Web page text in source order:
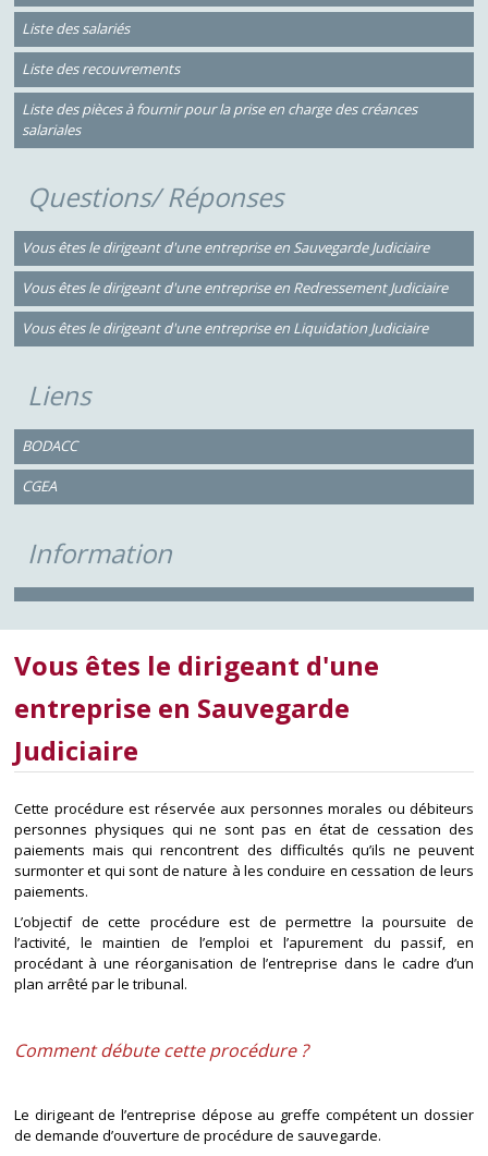
Liste des salariés
Liste des recouvrements
Liste des pièces à fournir pour la prise en charge des créances
salariales
Questions/ Réponses
Vous êtes le dirigeant d'une entreprise en Sauvegarde Judiciaire
Vous êtes le dirigeant d'une entreprise en Redressement Judiciaire
Vous êtes le dirigeant d'une entreprise en Liquidation Judiciaire
Liens
BODACC
CGEA
Information
Vous êtes le dirigeant d'une
entreprise en Sauvegarde
Judiciaire
Cette procédure est réservée aux personnes morales ou débiteurs
personnes physiques qui ne sont pas en état de cessation des
paiements mais qui rencontrent des difficultés qu’ils ne peuvent
surmonter et qui sont de nature à les conduire en cessation de leurs
paiements.
L’objectif de cette procédure est de permettre la poursuite de
l’activité, le maintien de l’emploi et l’apurement du passif, en
procédant à une réorganisation de l’entreprise dans le cadre d’un
plan arrêté par le tribunal.
Comment débute cette procédure ?
Le dirigeant de l’entreprise dépose au greffe compétent un dossier
de demande d’ouverture de procédure de sauvegarde.